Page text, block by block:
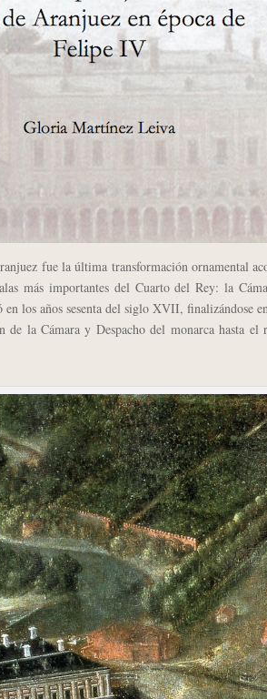
fue la última transformación ornamental
más importantes del Cuarto del Rey: la
los años sesenta del siglo XVII, finalizándose
de la Cámara y Despacho del monarca hasta